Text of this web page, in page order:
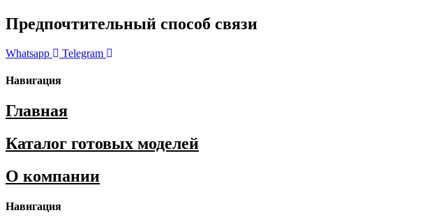
Предпочтительный способ связи
Whatsapp Telegram
Навигация
Главная
Каталог готовых моделей
О компании
Навигация